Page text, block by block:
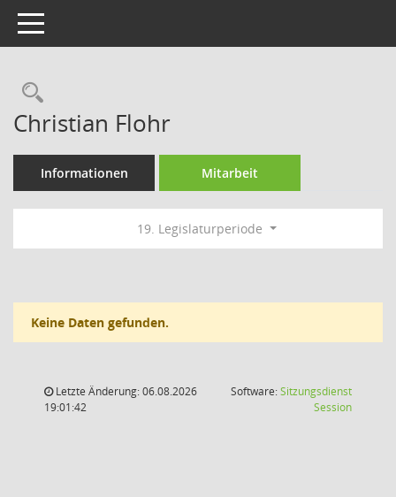
Toggle navigation
Rechercheauswahl
Christian Flohr
Informationen Mitarbeit
19. Legislaturperiode
Keine Daten gefunden.
Letzte Änderung: 06.08.2026
19:01:42
Software:Sitzungsdienst
Session(Wird in